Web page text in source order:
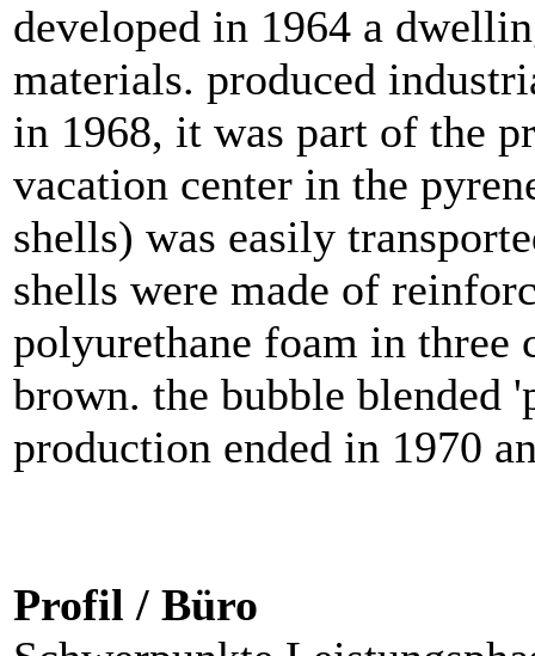
developed in 1964 a
materials. produced
in 1968, it was part of the
vacation center in the
shells) was easily
shells were made of
polyurethane foam in three
brown. the bubble blended
production ended in 1970
Profil / Büro